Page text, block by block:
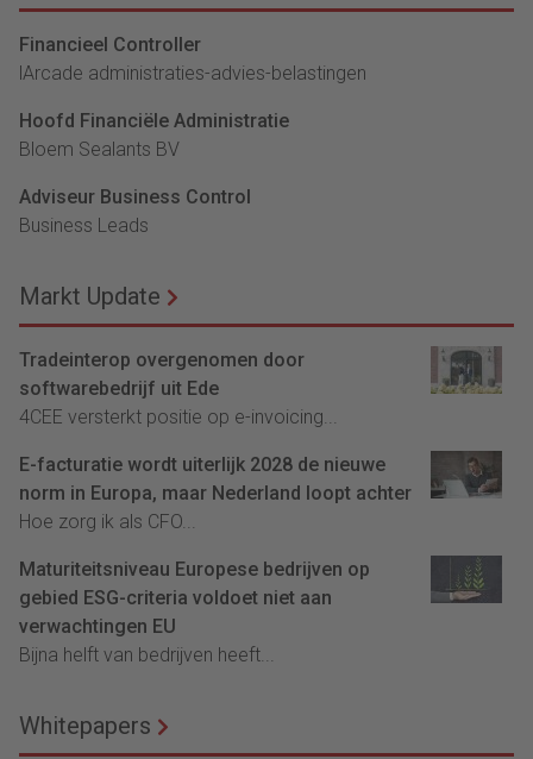
Financieel Controller
lArcade administraties-advies-belastingen
Hoofd Financiële Administratie
Bloem Sealants BV
Adviseur Business Control
Business Leads
Markt Update
Tradeinterop overgenomen door
softwarebedrijf uit Ede
4CEE versterkt positie op e-invoicing...
E-facturatie wordt uiterlijk 2028 de nieuwe
norm in Europa, maar Nederland loopt achter
Hoe zorg ik als CFO...
Maturiteitsniveau Europese bedrijven op
gebied ESG-criteria voldoet niet aan
verwachtingen EU
Bijna helft van bedrijven heeft...
Whitepapers